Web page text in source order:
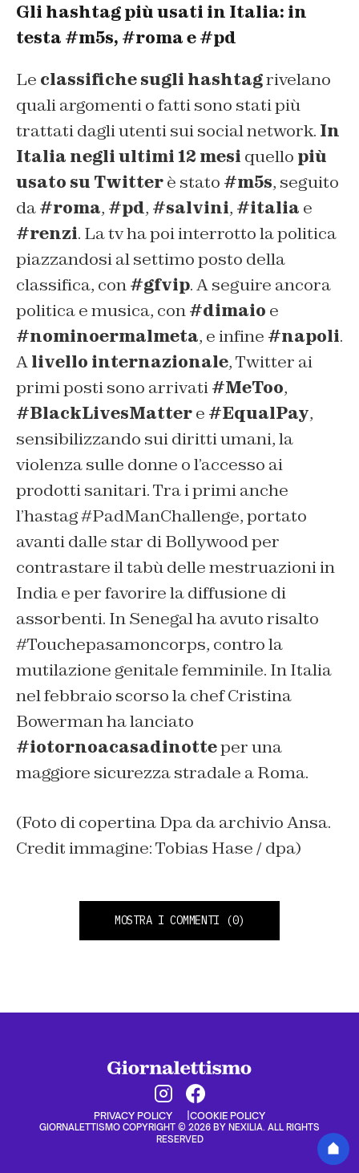
Gli hashtag più usati in Italia: in
testa #m5s, #roma e #pd
Le classifiche sugli hashtagrivelano
quali argomenti o fatti sono stati più
trattati dagli utenti sui social network. In
Italia negli ultimi 12 mesi quello più
usato su Twitterè stato #m5s, seguito
da#roma, #pd, #salvini, #italia e
#renzi. La tv ha poi interrotto la politica
piazzandosi al settimo posto della
classifica, con#gfvip. A seguire ancora
politica e musica, con#dimaio e
#nominoermalmeta, e infine #napoli.
Alivello internazionale, Twitter ai
primi posti sono arrivati#MeToo,
#BlackLivesMattere #EqualPay,
sensibilizzando sui diritti umani, la
violenza sulle donne o l’accesso ai
prodotti sanitari. Tra i primi anche
l’hastag #PadManChallenge, portato
avanti dalle star di Bollywood per
contrastare il tabù delle mestruazioni in
India e per favorire la diffusione di
assorbenti. In Senegal ha avuto risalto
#Touchepasamoncorps, contro la
mutilazione genitale femminile. In Italia
nel febbraio scorso la chef Cristina
Bowerman ha lanciato
#iotornoacasadinotteper una
maggiore sicurezza stradale a Roma.
(Foto di copertina Dpa da archivio Ansa.
Credit immagine: Tobias Hase / dpa)
MOSTRA I COMMENTI (0)
PRIVACY POLICY COOKIE POLICY
GIORNALETTISMO COPYRIGHT © 2026 BY NEXILIA. ALL RIGHTS
RESERVED